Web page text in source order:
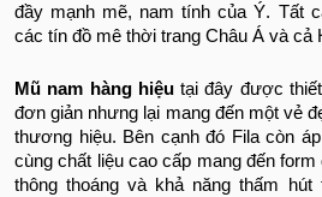
đầy mạnh mẽ, nam tính của Ý. Tất
các tín đồ mê thời trang Châu Á và cả
Mũ nam hàng hiệu tại đây được
đơn giản nhưng lại mang đến một vẻ
thương hiệu. Bên cạnh đó Fila còn
cùng chất liệu cao cấp mang đến
thông thoáng và khả năng thấm